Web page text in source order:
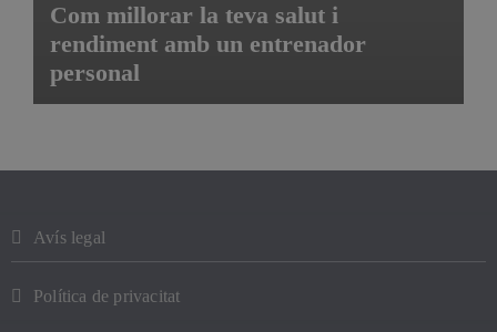
Com millorar la teva salut i
rendiment amb un entrenador
personal
Avís legal
Política de privacitat